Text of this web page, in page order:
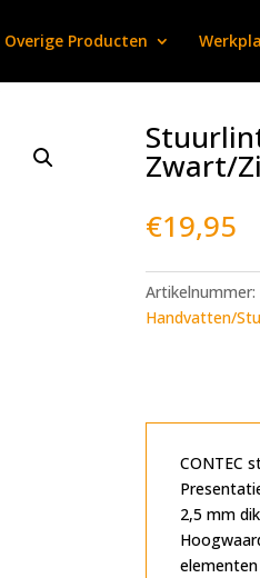
Overige Producten
Zwart/
€19,95
Artikelnummer:
Handvatten/
CONTEC
2,5 mm